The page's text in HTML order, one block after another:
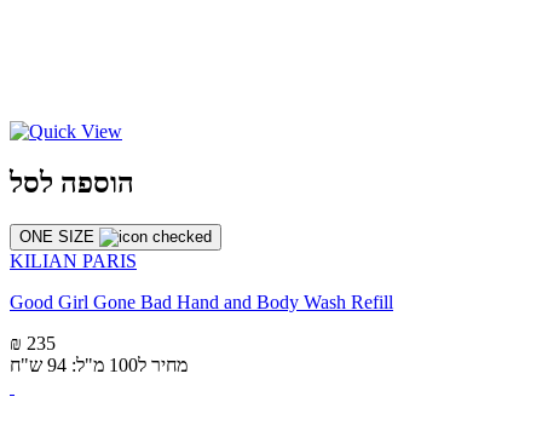
הוספה לסל
ONE SIZE
KILIAN PARIS
Good Girl Gone Bad Hand and Body Wash Refill
₪ 235
מחיר ל100 מ"ל: 94 ש"ח